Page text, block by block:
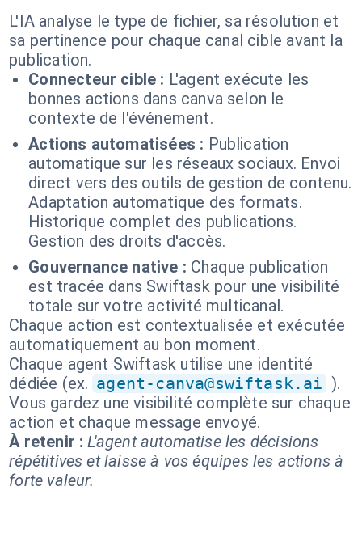
L'IA analyse le type de fichier, sa résolution et
sa pertinence pour chaque canal cible avant la
publication.
Connecteur cible : L'agent exécute les
bonnes actions dans canva selon le
contexte de l'événement.
Actions automatisées : Publication
automatique sur les réseaux sociaux. Envoi
direct vers des outils de gestion de contenu.
Adaptation automatique des formats.
Historique complet des publications.
Gestion des droits d'accès.
Gouvernance native : Chaque publication
est tracée dans Swiftask pour une visibilité
totale sur votre activité multicanal.
Chaque action est contextualisée et exécutée
automatiquement au bon moment.
Chaque agent Swiftask utilise une identité
dédiée (ex. agent-canva@swiftask.ai ).
Vous gardez une visibilité complète sur chaque
action et chaque message envoyé.
À retenir : L'agent automatise les décisions
répétitives et laisse à vos équipes les actions à
forte valeur.